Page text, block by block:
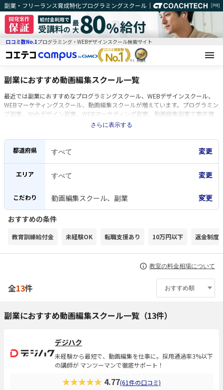
口コミ数No.1プログラミング・WEBデザインスクール検索サイト
副業におすすめ動画編集スクール一覧
最近では副業におすすめなプログラミングスクール、WEBデザインスクール、
WEBマーケティングスクール、動画編集スクールが増えています。プログラミン
グ副業、Webデザイン副業、WEBマーケティング副業、動画編集副業で案件獲
得をするためには、スクールでスキルと実績を身につけることが重要です。After
クールです。スマートフォンでの動画視聴時間の増加に伴い、案件も増えていま
す。動画クリエイターは副業やフリーランスという形態で活躍している方が多い
さらに表示する
都道府県
エリア
こだわり 動画編集スクール、副業 変更
おすすめの条件
教育訓練給付金 未経験OK 転職支援あり 10万円以下 返金制度
教室の料金相場について
全13件
副業におすすめ動画編集スクール一覧（13件）
デジハク
未経験から最短で、動画編集を仕事に。採用通過率3%以下
の講師が マンツーマンで徹底サポート！
★★★★★ 4.77(61件の口コミ)